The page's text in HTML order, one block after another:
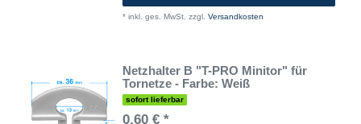
* inkl. ges. MwSt. zzgl. Versandkosten
Netzhalter B "T-PRO Minitor" für
Tornetze - Farbe: Weiß
sofort lieferbar
0,60 € *